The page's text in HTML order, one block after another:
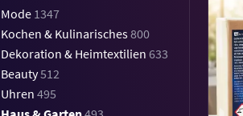
Mode 1347
Kochen & Kulinarisches800
Dekoration & Heimtextilien 633
Beauty512
Uhren 495